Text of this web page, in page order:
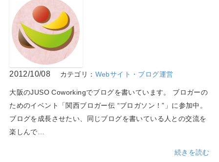
2012/10/08 カテゴリ： Webサイト・ブログ運営
大阪のJUSO Coworkingでブログを書いています。 ブロガーの
ためのイベント「関西ブロガー伝 “ブロガソン！”」に参加中。
ブログを成長させたい、同じブログを書いている人との交流を
楽しんで…
続きを読む